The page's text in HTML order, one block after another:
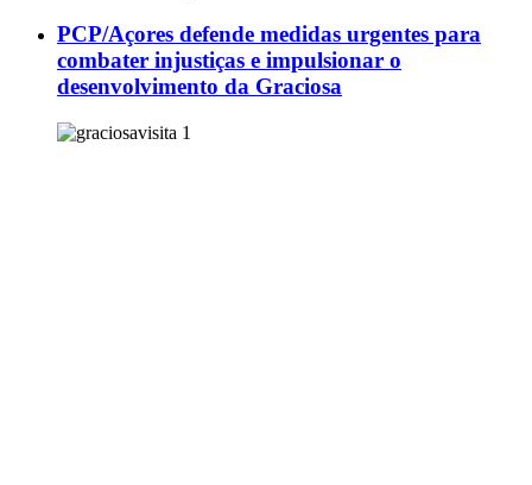
PCP/Açores defende medidas urgentes para
combater injustiças e impulsionar o
desenvolvimento da Graciosa